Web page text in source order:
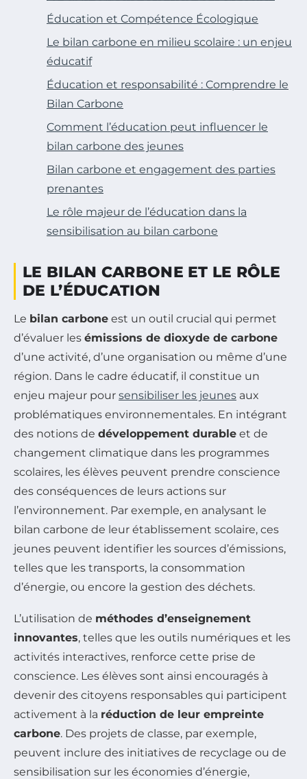
Éducation et Compétence Écologique
Le bilan carbone en milieu scolaire : un enjeu
éducatif
Éducation et responsabilité : Comprendre le
Bilan Carbone
Comment l’éducation peut influencer le
bilan carbone des jeunes
Bilan carbone et engagement des parties
prenantes
Le rôle majeur de l’éducation dans la
sensibilisation au bilan carbone
LE BILAN CARBONE ET LE RÔLE
DE L’ÉDUCATION
Le bilan carbone est un outil crucial qui permet
d’évaluer les émissions de dioxyde de carbone
d’une activité, d’une organisation ou même d’une
région. Dans le cadre éducatif, il constitue un
enjeu majeur pour sensibiliser les jeunes aux
problématiques environnementales. En intégrant
des notions de développement durable et de
changement climatique dans les programmes
scolaires, les élèves peuvent prendre conscience
des conséquences de leurs actions sur
l’environnement. Par exemple, en analysant le
bilan carbone de leur établissement scolaire, ces
jeunes peuvent identifier les sources d’émissions,
telles que les transports, la consommation
d’énergie, ou encore la gestion des déchets.
L’utilisation de méthodes d’enseignement
innovantes, telles que les outils numériques et les
activités interactives, renforce cette prise de
conscience. Les élèves sont ainsi encouragés à
devenir des citoyens responsables qui participent
activement à la réduction de leur empreinte
carbone. Des projets de classe, par exemple,
peuvent inclure des initiatives de recyclage ou de
sensibilisation sur les économies d’énergie,